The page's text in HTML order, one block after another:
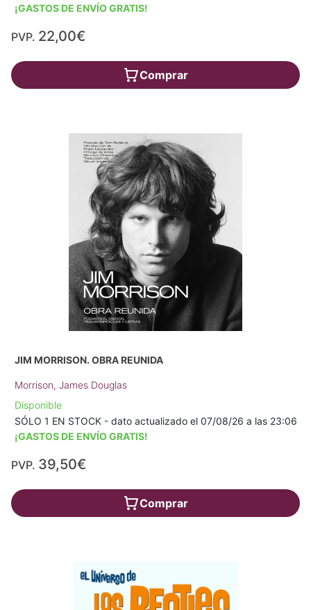
¡GASTOS DE ENVÍO GRATIS!
PVP. 22,00€
Comprar
JIM MORRISON. OBRA REUNIDA
Morrison, James Douglas
Disponible
SÓLO 1 EN STOCK - dato actualizado el 07/08/26 a las 23:06
¡GASTOS DE ENVÍO GRATIS!
PVP. 39,50€
Comprar